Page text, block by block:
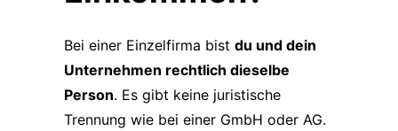
Bei einer Einzelfirma bist du und dein
Unternehmen rechtlich dieselbe
Person. Es gibt keine juristische
Trennung wie bei einer GmbH oder AG.